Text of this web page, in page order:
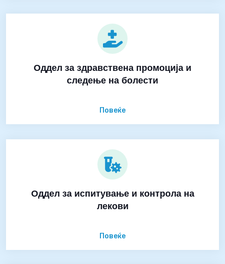
Оддел за здравствена промоција и
следење на болести
Повеќе
Оддел за испитување и контрола на
лекови
Повеќе